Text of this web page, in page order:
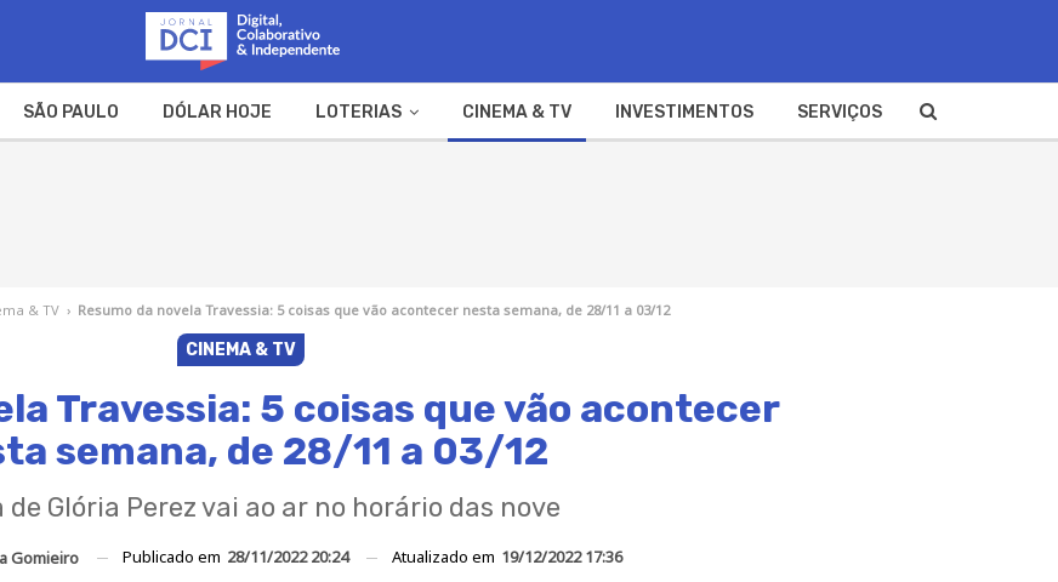
SÃO PAULO DÓLAR HOJE LOTERIAS CINEMA & TV INVESTIMENTOS SERVIÇOS
& TV › Resumo da novela Travessia: 5 coisas que vão acontecer nesta semana, de 28/11 a 03/12
CINEMA & TV
Travessia: 5 coisas que vão acontecer
semana, de 28/11 a 03/12
de Glória Perez vai ao ar no horário das nove
Gomieiro Publicado em 28/11/2022 20:24 Atualizado em 19/12/2022 17:36